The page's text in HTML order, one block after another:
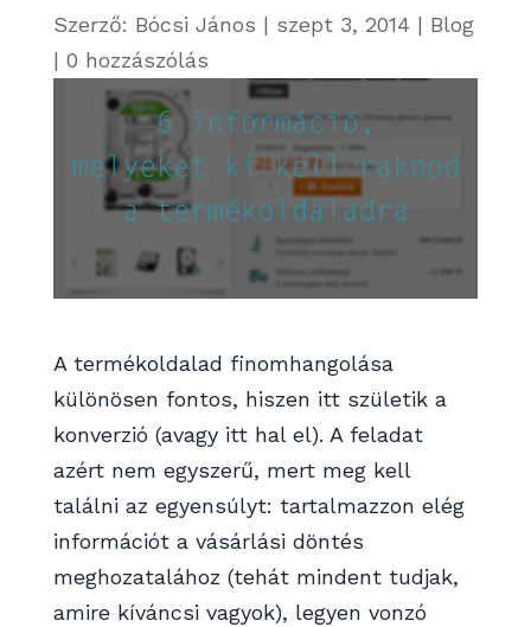
Szerző: Bócsi János | szept 3, 2014 | Blog
| 0 hozzászólás
A termékoldalad finomhangolása
különösen fontos, hiszen itt születik a
konverzió (avagy itt hal el). A feladat
azért nem egyszerű, mert meg kell
találni az egyensúlyt: tartalmazzon elég
információt a vásárlási döntés
meghozatalához (tehát mindent tudjak,
amire kíváncsi vagyok), legyen vonzó